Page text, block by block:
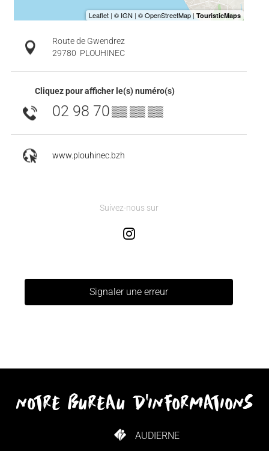
Route de Gwendrez
29780 PLOUHINEC
Cliquez pour afficher le(s) numéro(s)
02 98 70▒▒ ▒▒ ▒▒
www.plouhinec.bzh
Suivez-nous sur
Signaler une erreur
notre bureau d'informations
AUDIERNE